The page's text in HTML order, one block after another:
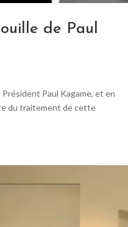
de Paul
Paul Kagame, et en
du traitement de cette